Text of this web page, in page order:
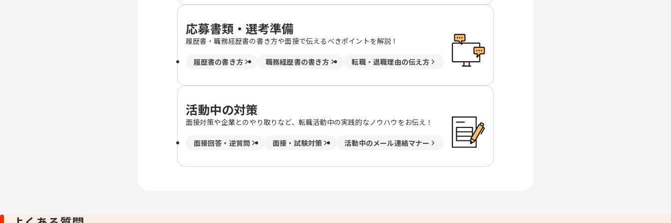
応募書類・選考準備
履歴書・職務経歴書の書き方や面接で伝えるべきポイントを解説！
履歴書の書き方 職務経歴書の書き方 転職・退職理由の伝え方
活動中の対策
面接対策や企業とのやり取りなど、転職活動中の実践的なノウハウをお伝え！
面接回答・逆質問 面接・試験対策 活動中のメール連絡マナー